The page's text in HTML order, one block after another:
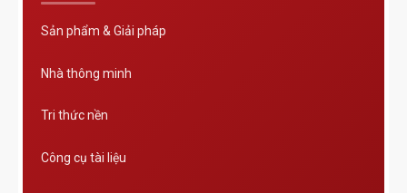
Sản phẩm & Giải pháp
Nhà thông minh
Tri thức nền
Công cụ tài liệu